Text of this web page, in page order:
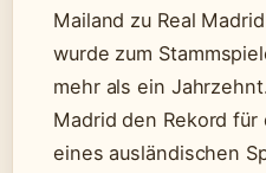
Mailand zu Real
wurde zum
mehr als ein
Madrid den Rekord
eines ausländischen